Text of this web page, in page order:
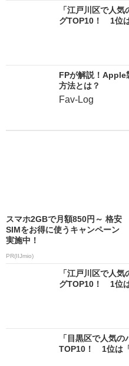
「江戸川区で人
グTOP10！ 1位
FPが解説！Apple
方法とは？
Fav-Log
スマホ2GBで月額850円～ 格安
SIMをお得に使うキャンペーン
実施中！
PR(IIJmio)
「江戸川区で人
グTOP10！ 1位
「目黒区で人気
TOP10！ 1位は